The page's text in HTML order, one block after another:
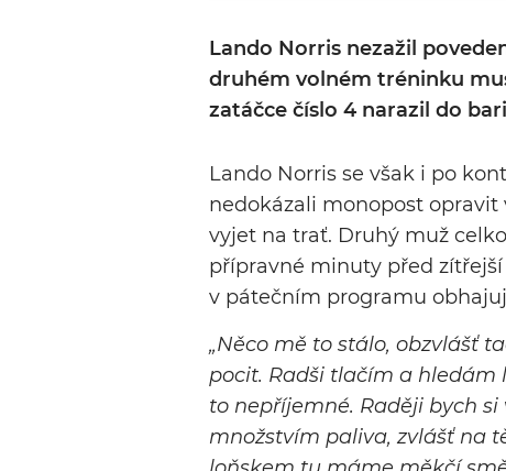
Lando Norris nezažil
druhém volném tréninku
zatáčce číslo 4 narazil do
Lando Norris se však i po
nedokázali monopost
vyjet na trať. Druhý muž
přípravné minuty před
v pátečním programu
„Něco mě to stálo, obzvlášť
pocit. Radši tlačím a hledám
to nepříjemné. Raději bych
množstvím paliva, zvlášť na